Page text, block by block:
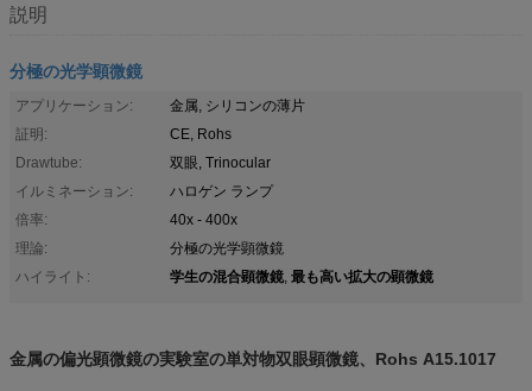
説明
分極の光学顕微鏡
アプリケーション:
金属, シリコンの薄片
証明:
CE, Rohs
Drawtube:
双眼, Trinocular
イルミネーション:
ハロゲン ランプ
倍率:
40x - 400x
理論:
分極の光学顕微鏡
ハイライト:
学生の混合顕微鏡, 最も高い拡大の顕微鏡
金属の偏光顕微鏡の実験室の単対物双眼顕微鏡、Rohs A15.1017